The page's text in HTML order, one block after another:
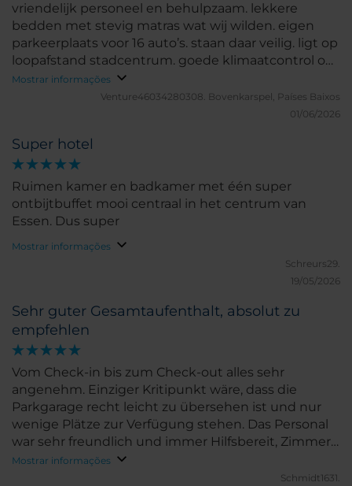
vriendelijk personeel en behulpzaam. lekkere
bedden met stevig matras wat wij wilden. eigen
parkeerplaats voor 16 auto’s. staan daar veilig. ligt op
loopafstand stadcentrum. goede klimaatcontrol op
slaapkamer.
Mostrar informações
Venture46034280308. Bovenkarspel, Países Baixos
01/06/2026
Super hotel
Ruimen kamer en badkamer met één super
ontbijtbuffet mooi centraal in het centrum van
Essen. Dus super
Mostrar informações
Schreurs29.
19/05/2026
Sehr guter Gesamtaufenthalt, absolut zu
empfehlen
Vom Check-in bis zum Check-out alles sehr
angenehm. Einziger Kritipunkt wäre, dass die
Parkgarage recht leicht zu übersehen ist und nur
wenige Plätze zur Verfügung stehen. Das Personal
war sehr freundlich und immer Hilfsbereit, Zimmer
topp, sauber, gut ausgestattet mit allem was man
nach einem langen Tag auf den Beinen braucht.
Mostrar informações
Schmidt1631.